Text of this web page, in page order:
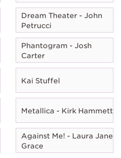
Dream Theater - John
Petrucci
Phantogram - Josh
Carter
Kai Stuffel
Metallica - Kirk Hammett
Against Me! - Laura Jane
Grace